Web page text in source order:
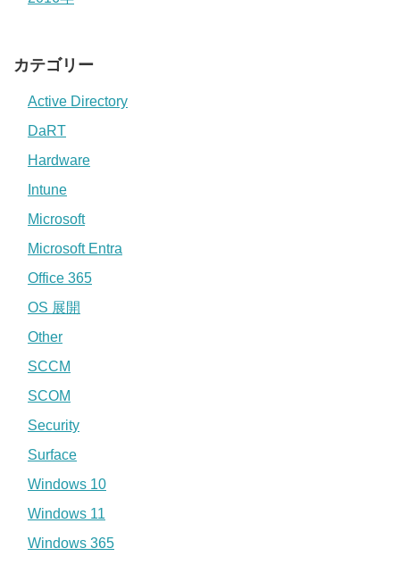
カテゴリー
Active Directory
DaRT
Hardware
Intune
Microsoft
Microsoft Entra
Office 365
OS 展開
Other
SCCM
SCOM
Security
Surface
Windows 10
Windows 11
Windows 365